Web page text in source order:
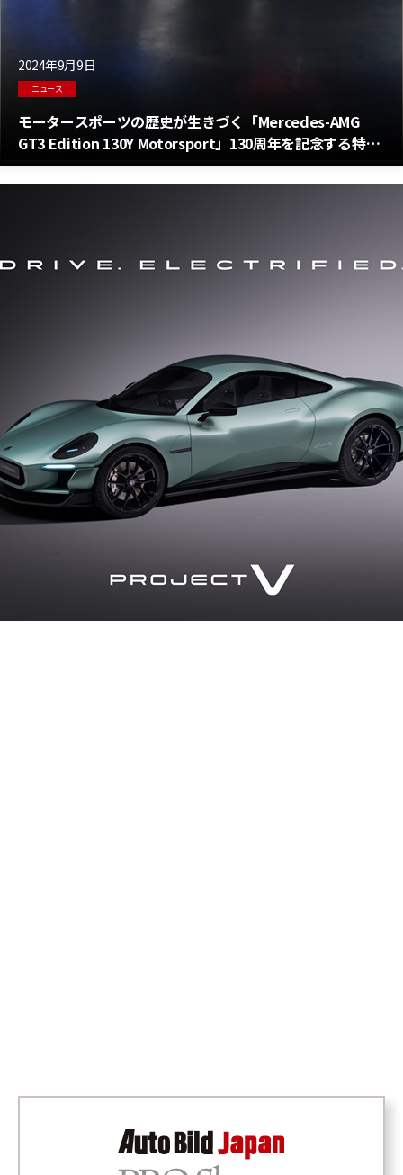
2024年9月9日
ニュース
モータースポーツの歴史が生きづく「Mercedes-AMG
GT3 Edition 130Y Motorsport」130周年を記念する特別
限定車